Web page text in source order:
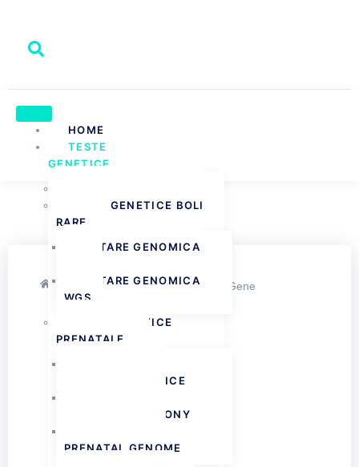
HOME
TESTE
GENETICE
TESTE GENETICE BOLI
RARE
TESTARE GENOMICA
TESTARE GENOMICA
WGS
TESTE GENETICE
PRENATALE
PRENATAL ADVANCE
PRENATAL HARMONY
PRENATAL GENOME
» Test Genetic BabyNextGene